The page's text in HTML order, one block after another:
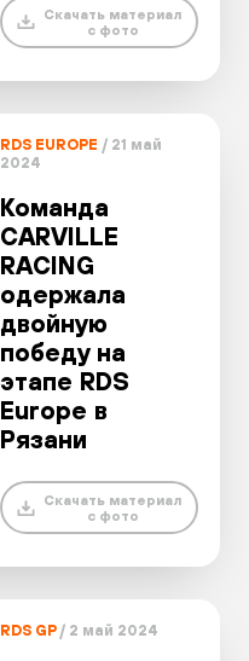
Скачать материал
с фото
RDS EUROPE / 21 май
2024
Команда
CARVILLE
RACING
одержала
двойную
победу на
этапе RDS
Europe в
Рязани
Скачать материал
с фото
RDS GP/ 2 май 2024